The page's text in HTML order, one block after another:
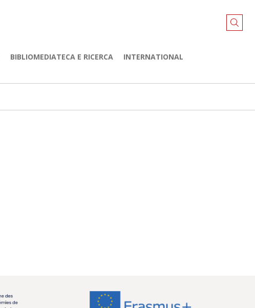
BIBLIOMEDIATECA E RICERCA
INTERNATIONAL